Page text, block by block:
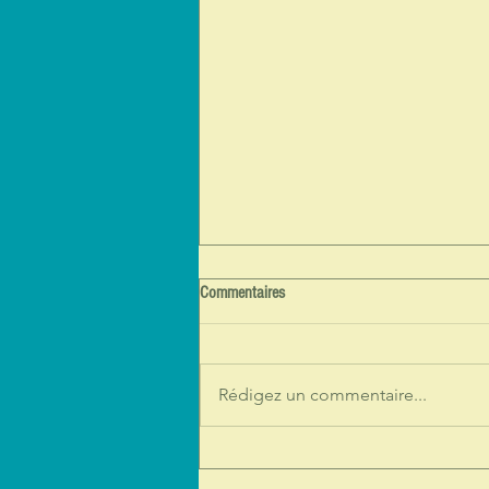
Commentaires
Rédigez un commentaire...